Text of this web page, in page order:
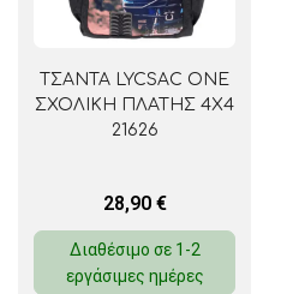
ΤΣΑΝΤΑ LYCSAC ONE
ΣΧΟΛΙΚΗ ΠΛΑΤΗΣ 4X4
21626
28,90 €
Διαθέσιμο σε 1-2
εργάσιμες ημέρες